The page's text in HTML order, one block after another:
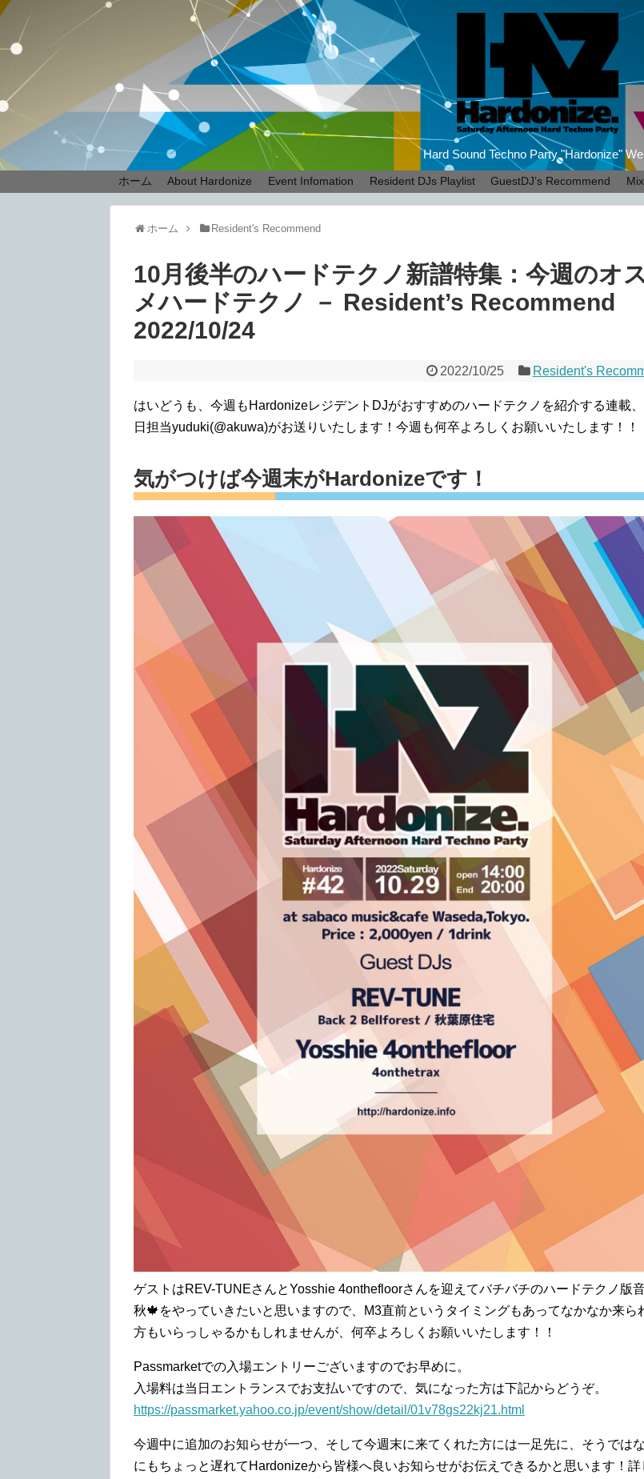
Hard Sound Techno Party "Hardonize"
ホーム About Hardonize Event Infomation Resident DJs Playlist GuestDJ’s Recommend Mix
ホーム Resident's Recommend
10月後半のハードテクノ新譜特集：今週のオ
メハードテクノ － Resident’s Recommend
2022/10/24
2022/10/25 Resident's
はいどうも、今週もHardonizeレジデントDJがおすすめのハードテクノを紹介する連載
日担当yuduki(@akuwa)がお送りいたします！今週も何卒よろしくお願いいたします！！
気がつけば今週末がHardonizeです！
ゲストはREV-TUNEさんとYosshie 4onthefloorさんを迎えてバチバチのハードテクノ版
秋🍁をやっていきたいと思いますので、M3直前というタイミングもあってなかなか来ら
方もいらっしゃるかもしれませんが、何卒よろしくお願いいたします！！
Passmarketでの入場エントリーございますのでお早めに。
入場料は当日エントランスでお支払いですので、気になった方は下記からどうぞ。
https://passmarket.yahoo.co.jp/event/show/detail/01v78gs22kj21.html
今週中に追加のお知らせが一つ、そして今週末に来てくれた方には一足先に、そうでは
にもちょっと遅れてHardonizeから皆様へ良いお知らせがお伝えできるかと思います！詳